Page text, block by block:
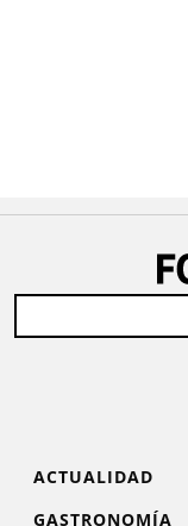
ACTUALIDAD
GASTRONOMÍA